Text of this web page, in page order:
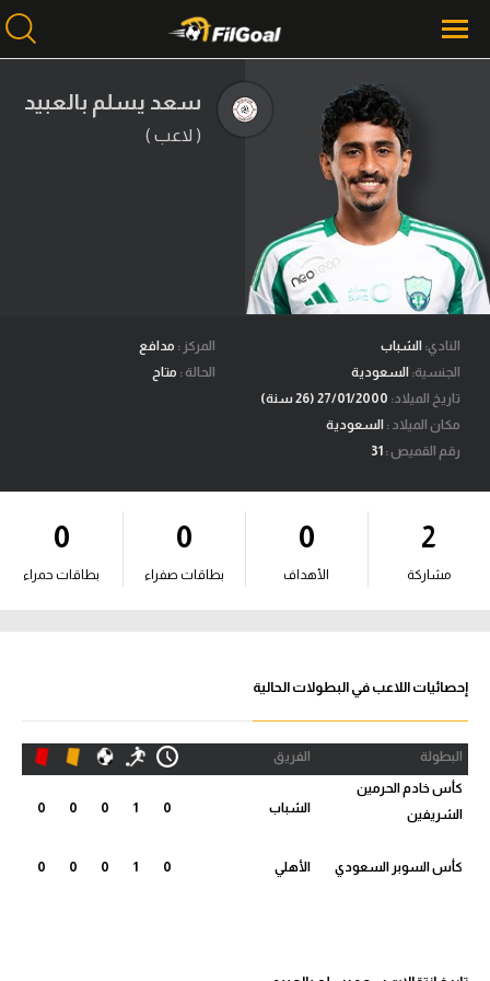
محتوى إخباري
الرئيسية
أخبار
ميركاتو
فانتازي في الجول
مسابقة التوقعات
فيديوهات
آراء حرة
ركن الألعاب
الدوري المصري
الدوري الإنجليزي الممتاز
الدوري الإسباني
الدوري الإيطالي
الدوري الفرنسي
سعد يسلم بالعبيد
( لاعب )
النادي: الشباب
الجنسية: السعودية
تاريخ الميلاد:
مكان الميلاد : السعودية
رقم القميص :
المركز : مدافع
الحالة : متاح
2
مشاركة
0
الأهداف
0
بطاقات صفراء
0
بطاقات حمراء
إحصائيات اللاعب في البطولات الحالية
البطولة الفريق
كأس خادم الحرمين
الشريفين
الشباب 0
1
0
0
0
كأس السوبر السعودي الأهلي 0
1
0
0
0